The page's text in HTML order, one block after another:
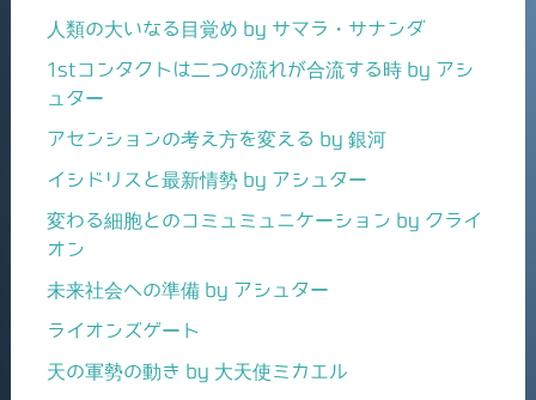
人類の大いなる目覚め by サマラ・サナンダ
1stコンタクトは二つの流れが合流する時 by アシ
ュター
アセンションの考え方を変える by 銀河
イシドリスと最新情勢 by アシュター
変わる細胞とのコミュミュニケーション by クライ
オン
未来社会への準備 by アシュター
ライオンズゲート
天の軍勢の動き by 大天使ミカエル